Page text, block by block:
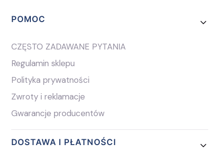
Linki w stopce
POMOC
CZĘSTO ZADAWANE PYTANIA
Regulamin sklepu
Polityka prywatności
Zwroty i reklamacje
Gwarancje producentów
DOSTAWA I PŁATNOŚCI